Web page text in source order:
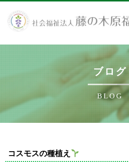
ブログ
BLOG
コスモスの種植え